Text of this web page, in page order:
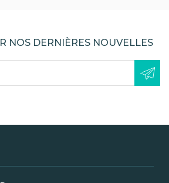
NOS DERNIÈRES NOUVELLES